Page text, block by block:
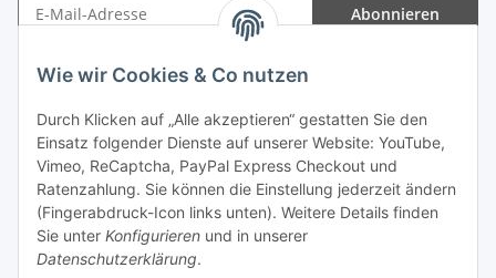
Wie wir Cookies & Co nutzen
Durch Klicken auf „Alle akzeptieren“ gestatten Sie den
Einsatz folgender Dienste auf unserer Website: YouTube,
Vimeo, ReCaptcha, PayPal Express Checkout und
Ratenzahlung. Sie können die Einstellung jederzeit ändern
(Fingerabdruck-Icon links unten). Weitere Details finden
Sie unter Konfigurieren und in unserer
Datenschutzerklärung.
Abonnieren
Gesetzliche Informationen
Vertrag widerrufen